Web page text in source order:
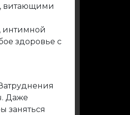
витающими
интимной
здоровье с
Даже
заняться